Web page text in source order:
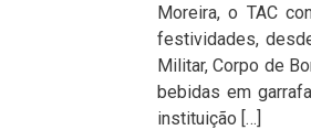
Moreira, o TAC
festividades,
Militar, Corpo de
bebidas em
instituição […]